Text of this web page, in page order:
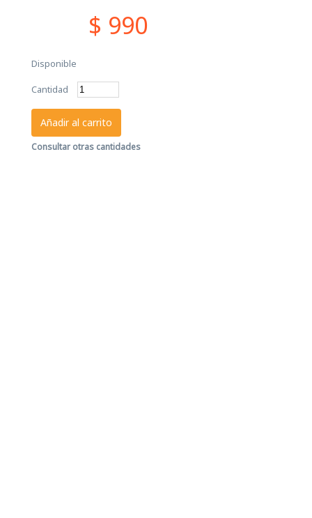
$ 990
Disponible
Cantidad
Añadir al carrito
Consultar otras cantidades